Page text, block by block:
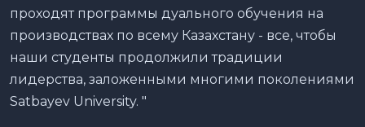
проходят программы дуального обучения на
производствах по всему Казахстану - все, чтобы
наши студенты продолжили традиции
лидерства, заложенными многими поколениями
Satbayev University. "